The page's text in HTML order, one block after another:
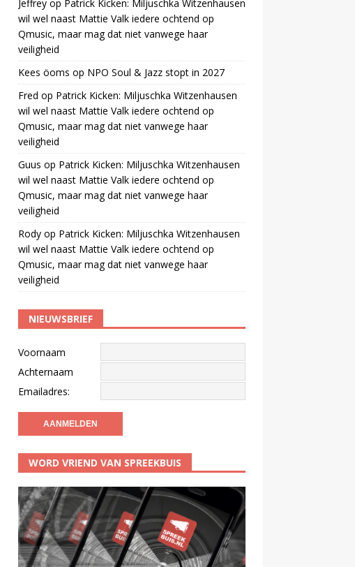
Jeffreyop Patrick Kicken: Miljuschka Witzenhausen
wil wel naast Mattie Valk iedere ochtend op
Qmusic, maar mag dat niet vanwege haar
veiligheid
Kees öoms op NPO Soul & Jazz stopt in 2027
Fred op Patrick Kicken: Miljuschka Witzenhausen
wil wel naast Mattie Valk iedere ochtend op
Qmusic, maar mag dat niet vanwege haar
veiligheid
Guus op Patrick Kicken: Miljuschka Witzenhausen
wil wel naast Mattie Valk iedere ochtend op
Qmusic, maar mag dat niet vanwege haar
veiligheid
Rodyop Patrick Kicken: Miljuschka Witzenhausen
wil wel naast Mattie Valk iedere ochtend op
Qmusic, maar mag dat niet vanwege haar
veiligheid
NIEUWSBRIEF
Voornaam
Achternaam
Emailadres:
WORD VRIEND VAN SPREEKBUIS